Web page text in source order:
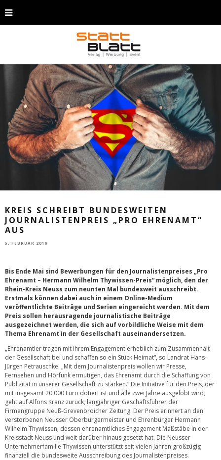
KREIS SCHREIBT BUNDESWEITEN
JOURNALISTENPREIS „PRO EHRENAMT“
AUS
5. FEBRUAR 2019
Bis Ende Mai sind Bewerbungen für den Journalistenpreises „Pro
Ehrenamt – Hermann Wilhelm Thywissen-Preis“ möglich, den der
Rhein-Kreis Neuss zum neunten Mal bundesweit ausschreibt.
Erstmals können dabei auch in einem Online-Medium
veröffentlichte Beiträge und Serien eingereicht werden. Mit dem
Preis sollen herausragende journalistische Beiträge
ausgezeichnet werden, die sich auf vorbildliche Weise mit dem
Thema Ehrenamt in der Gesellschaft auseinandersetzen.
„Ehrenamtler tragen mit ihrem Engagement erheblich zum Zusammenhalt
der Gesellschaft bei und schaffen so ein Stück Heimat“, so Landrat Hans-
Jürgen Petrauschke. „Mit dem Journalistenpreis wollen wir Presse,
Fernsehen und Hörfunk ermutigen, das Ehrenamt durch die Schaffung von
Publizität in unserer Gesellschaft zu stärken.“ Die Initiative für den Preis, der
mit insgesamt 20 000 Euro dotiert ist und alle zwei Jahre ausgelobt wird,
geht auf Alfons Kranz zurück, langjähriger Geschäftsführer der
Firmengruppe Neuß-Grevenbroicher Zeitung. Der Preis erinnert an den
verstorbenen Neusser Oberbürgermeister und Ehrenbürger Hermann
Wilhelm Thywissen, dessen ehrenamtliches Engagement Maßstäbe in der
Kreisstadt Neuss und weit darüber hinaus gesetzt hat. Die Neusser
Unternehmerfamilie Thywissen unterstützt seit vielen Jahren großzügig
finanziell die bundesweite Ausschreibung des Journalistenpreises.